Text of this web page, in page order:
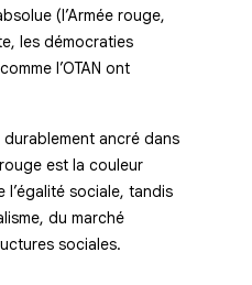
(l’Armée rouge,
les démocraties
l’OTAN ont
ancré dans
est la couleur
sociale, tandis
du marché
sociales.